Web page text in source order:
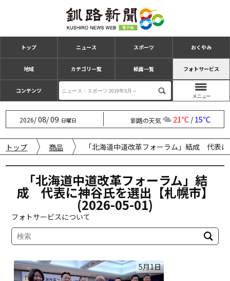
トップ ニュース スポーツ おくやみ
地域 カテゴリ一覧 紙面一覧 フォトサービス
コンテンツ
2026/08/09 日曜日 釧路の天気 21℃/15℃
トップ 商品 「北海道中道改革フォーラム」結成 代表
「北海道中道改革フォーラム」結
成 代表に神谷氏を選出【札幌市】
(2026-05-01)
フォトサービスについて
5月1日